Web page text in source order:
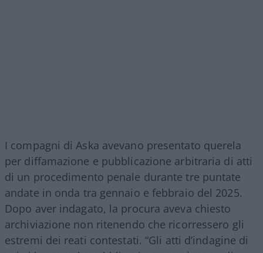
I compagni di Aska avevano presentato querela
per diffamazione e pubblicazione arbitraria di atti
di un procedimento penale durante tre puntate
andate in onda tra gennaio e febbraio del 2025.
Dopo aver indagato, la procura aveva chiesto
archiviazione non ritenendo che ricorressero gli
estremi dei reati contestati. “Gli atti d’indagine di